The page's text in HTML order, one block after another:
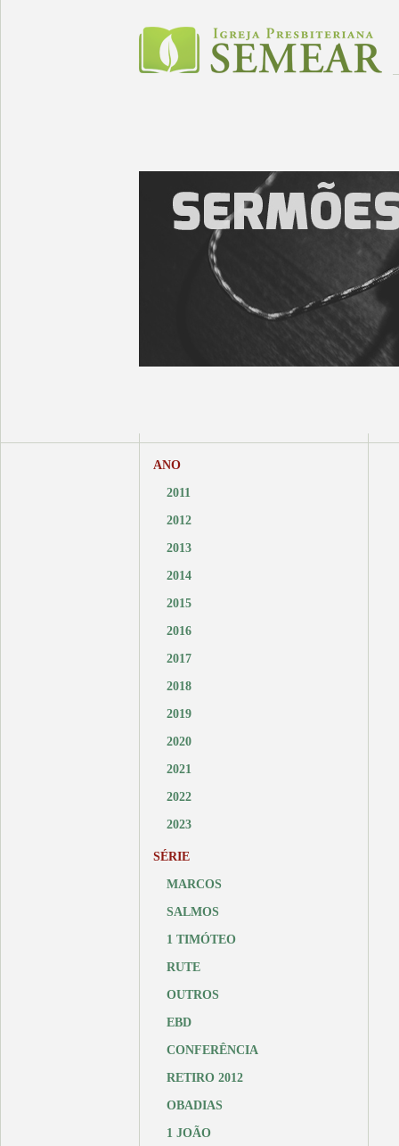
ANO
2011
2012
2013
2014
2015
2016
2017
2018
2019
2020
2021
2022
2023
SÉRIE
MARCOS
SALMOS
1 TIMÓTEO
RUTE
OUTROS
EBD
CONFERÊNCIA
RETIRO 2012
OBADIAS
1 JOÃO